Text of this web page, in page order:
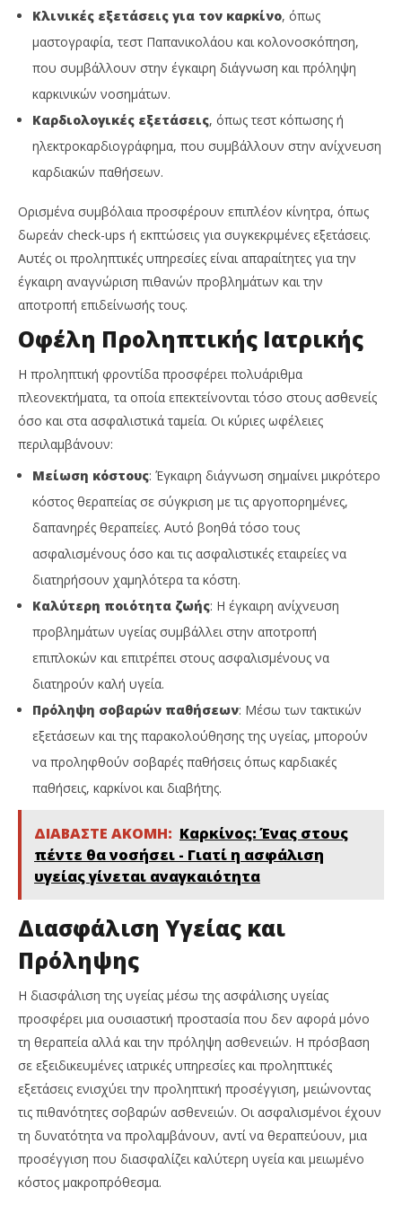
Κλινικές εξετάσεις για τον καρκίνο, όπως
μαστογραφία, τεστ Παπανικολάου και κολονοσκόπηση,
που συμβάλλουν στην έγκαιρη διάγνωση και πρόληψη
καρκινικών νοσημάτων.
Καρδιολογικές εξετάσεις, όπως τεστ κόπωσης ή
ηλεκτροκαρδιογράφημα, που συμβάλλουν στην ανίχνευση
καρδιακών παθήσεων.
Ορισμένα συμβόλαια προσφέρουν επιπλέον κίνητρα, όπως
δωρεάν check-ups ή εκπτώσεις για συγκεκριμένες εξετάσεις.
Αυτές οι προληπτικές υπηρεσίες είναι απαραίτητες για την
έγκαιρη αναγνώριση πιθανών προβλημάτων και την
αποτροπή επιδείνωσής τους.
Οφέλη Προληπτικής Ιατρικής
Η προληπτική φροντίδα προσφέρει πολυάριθμα
πλεονεκτήματα, τα οποία επεκτείνονται τόσο στους ασθενείς
όσο και στα ασφαλιστικά ταμεία. Οι κύριες ωφέλειες
περιλαμβάνουν:
Μείωση κόστους: Έγκαιρη διάγνωση σημαίνει μικρότερο
κόστος θεραπείας σε σύγκριση με τις αργοπορημένες,
δαπανηρές θεραπείες. Αυτό βοηθά τόσο τους
ασφαλισμένους όσο και τις ασφαλιστικές εταιρείες να
διατηρήσουν χαμηλότερα τα κόστη.
Καλύτερη ποιότητα ζωής: Η έγκαιρη ανίχνευση
προβλημάτων υγείας συμβάλλει στην αποτροπή
επιπλοκών και επιτρέπει στους ασφαλισμένους να
διατηρούν καλή υγεία.
Πρόληψη σοβαρών παθήσεων: Μέσω των τακτικών
εξετάσεων και της παρακολούθησης της υγείας, μπορούν
να προληφθούν σοβαρές παθήσεις όπως καρδιακές
παθήσεις, καρκίνοι και διαβήτης.
ΔΙΑΒΑΣΤΕ ΑΚΟΜΗ: Καρκίνος: Ένας στους
πέντε θα νοσήσει - Γιατί η ασφάλιση
υγείας γίνεται αναγκαιότητα
Διασφάλιση Υγείας και
Πρόληψης
Η διασφάλιση της υγείας μέσω της ασφάλισης υγείας
προσφέρει μια ουσιαστική προστασία που δεν αφορά μόνο
τη θεραπεία αλλά και την πρόληψη ασθενειών. Η πρόσβαση
σε εξειδικευμένες ιατρικές υπηρεσίες και προληπτικές
εξετάσεις ενισχύει την προληπτική προσέγγιση, μειώνοντας
τις πιθανότητες σοβαρών ασθενειών. Οι ασφαλισμένοι έχουν
τη δυνατότητα να προλαμβάνουν, αντί να θεραπεύουν, μια
προσέγγιση που διασφαλίζει καλύτερη υγεία και μειωμένο
κόστος μακροπρόθεσμα.